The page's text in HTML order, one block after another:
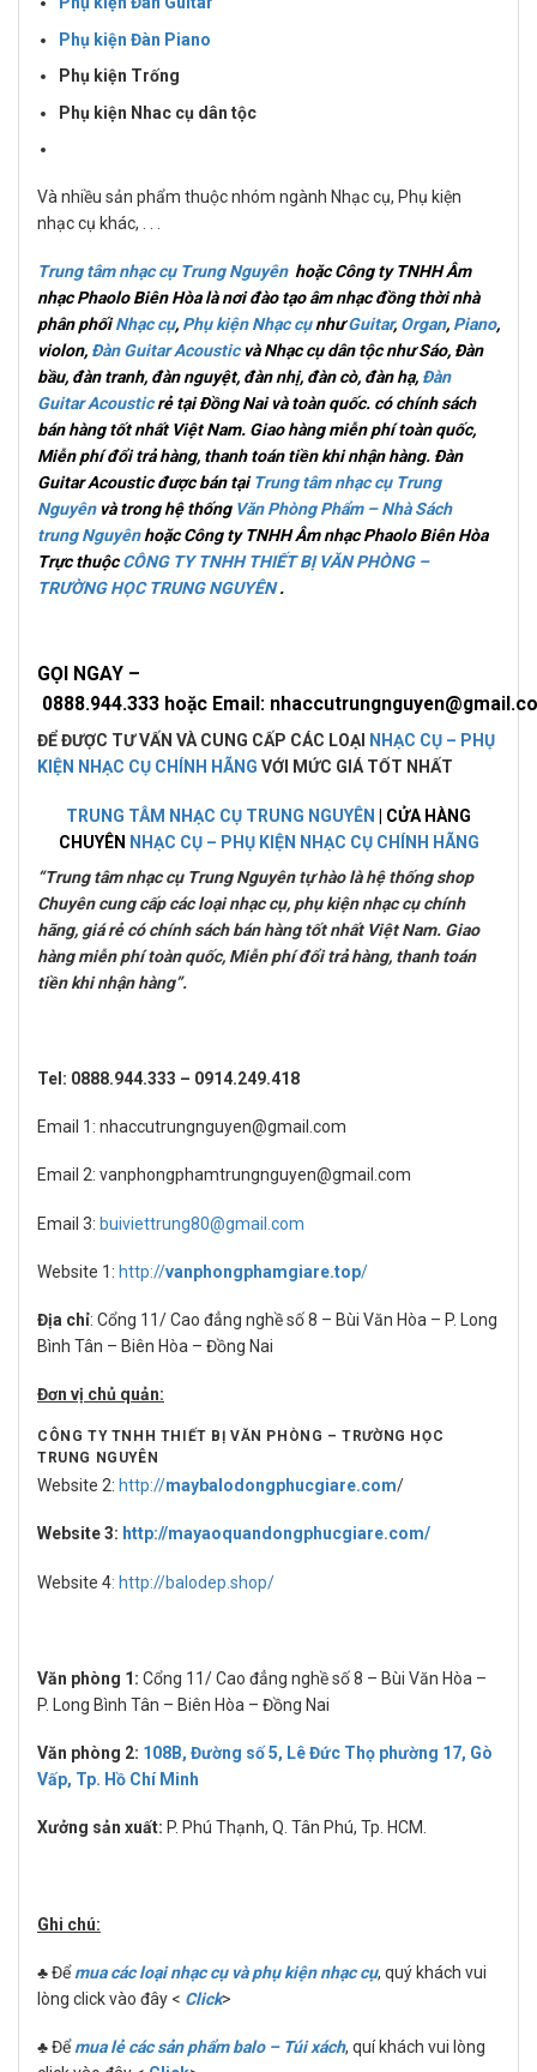
Phụ kiện Đàn Piano
Phụ kiện Trống
Phụ kiện Nhac cụ dân tộc
Và nhiều sản phẩm thuộc nhóm ngành Nhạc cụ, Phụ kiện
nhạc cụ khác, . . .
Trung tâm nhạc cụ Trung Nguyênhoặc Công ty TNHH Âm
nhạc Phaolo Biên Hòa là nơi đào tạo âm nhạc đồng thời nhà
phân phốiNhạc cụ, Phụ kiện Nhạc cụnhưGuitar, Organ, Piano,
violon, Đàn Guitar Acousticvà Nhạc cụ dân tộc như Sáo, Đàn
bầu, đàn tranh, đàn nguyệt, đàn nhị, đàn cò, đàn hạ, Đàn
Guitar Acousticrẻ tại Đồng Nai và toàn quốc. có chính sách
bán hàng tốt nhất Việt Nam. Giao hàng miễn phí toàn quốc,
Miễn phí đổi trả hàng, thanh toán tiền khi nhận hàng. Đàn
Guitar Acoustic được bán tạiTrung tâm nhạc cụ Trung
Nguyênvà trong hệ thống Văn Phòng Phẩm – Nhà Sách
trung Nguyênhoặc Công ty TNHH Âm nhạc Phaolo Biên Hòa
Trực thuộcCÔNG TY TNHH THIẾT BỊ VĂN PHÒNG –
TRƯỜNG HỌC TRUNG NGUYÊN.
GỌI NGAY –
0888.944.333 hoặc Email:
ĐỂ ĐƯỢC TƯ VẤN VÀ CUNG CẤP CÁC LOẠI NHẠC CỤ – PHỤ
KIỆN NHẠC CỤ CHÍNH HÃNG VỚI MỨC GIÁ TỐT NHẤT
TRUNG TÂM NHẠC CỤ TRUNG NGUYÊN
| CỬA HÀNG
CHUYÊN NHẠC CỤ – PHỤ KIỆN NHẠC CỤ CHÍNH HÃNG
“Trung tâm nhạc cụ Trung Nguyên tự hào là hệ thống shop
Chuyên cung cấp các loại nhạc cụ, phụ kiện nhạc cụ chính
hãng, giá rẻ có chính sách bán hàng tốt nhất Việt Nam. Giao
hàng miễn phí toàn quốc, Miễn phí đổi trả hàng, thanh toán
tiền khi nhận hàng”.
Tel: 0888.944.333 – 0914.249.418
Email 1: nhaccutrungnguyen@gmail.com
Email 2: vanphongphamtrungnguyen@gmail.com
Email 3: buiviettrung80@gmail.com
Website 1: http://vanphongphamgiare.top/
Địa chỉ: Cổng 11/ Cao đẳng nghề số 8 – Bùi Văn Hòa – P. Long
Bình Tân – Biên Hòa – Đồng Nai
Đơn vị chủ quản:
CÔNG TY TNHH THIẾT BỊ VĂN PHÒNG – TRƯỜNG HỌC
TRUNG NGUYÊN
Website 2: http://maybalodongphucgiare.com/
Website 3: http://mayaoquandongphucgiare.com/
Website 4: http://balodep.shop/
Văn phòng 1: Cổng 11/ Cao đẳng nghề số 8 – Bùi Văn Hòa –
P. Long Bình Tân – Biên Hòa – Đồng Nai
Văn phòng 2: 108B, Đường số 5, Lê Đức Thọ phường 17, Gò
Vấp, Tp. Hồ Chí Minh
Xưởng sản xuất: P. Phú Thạnh, Q. Tân Phú, Tp. HCM.
Ghi chú:
♣ Đểmua các loại nhạc cụ và phụ kiện nhạc cụ, quý khách vui
lòng click vào đây < Click>
♣ Đểmua lẻ các sản phẩm balo – Túi xách, quí khách vui lòng